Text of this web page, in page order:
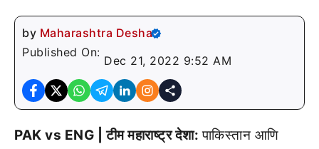
by Maharashtra Desha
Published On:
Dec 21, 2022 9:52 AM
PAK vs ENG | टीम महाराष्ट्र देशा:पाकिस्तान आणि